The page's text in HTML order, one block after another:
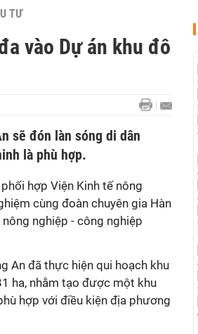
TƯ
vào Dự án khu đô
sẽ đón làn sóng di dân
là phù hợp.
hợp Viện Kinh tế nông
cùng đoàn chuyên gia Hàn
nghiệp - công nghiệp
An đã thực hiện qui hoạch khu
ha, nhằm tạo được một khu
hợp với điều kiện địa phương